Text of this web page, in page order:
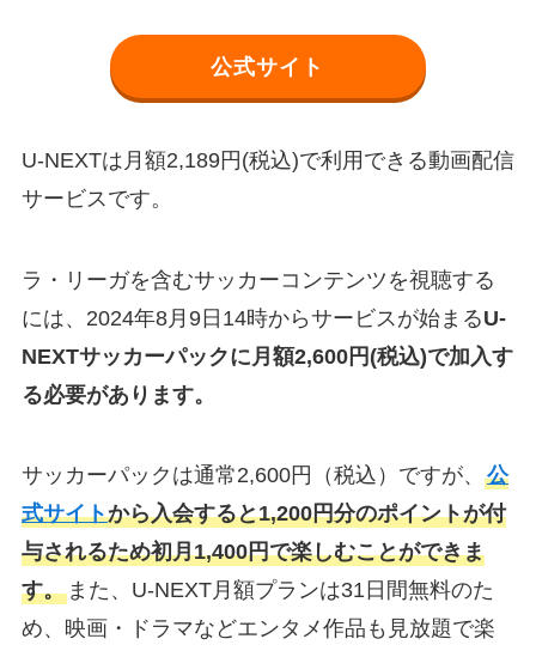
公式サイト
U-NEXTは月額2,189円(税込)で利用できる動画配信
サービスです。
ラ・リーガを含むサッカーコンテンツを視聴する
には、2024年8月9日14時からサービスが始まるU-
NEXTサッカーパックに月額2,600円(税込)で加入す
る必要があります。
サッカーパックは通常2,600円（税込）ですが、 公
式サイトから入会すると1,200円分のポイントが付
与されるため初月1,400円で楽しむことができま
す。また、U-NEXT月額プランは31日間無料のた
め、映画・ドラマなどエンタメ作品も見放題で楽